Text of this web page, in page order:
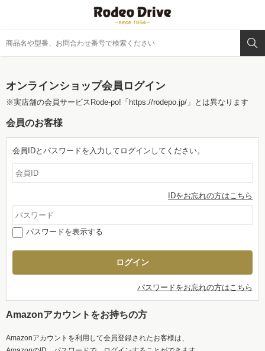
オンラインショップ会員ログイン
※実店舗の会員サービスRode-po! 「https://rodepo.jp/」 とは異なります
会員のお客様
会員IDとパスワードを入力してログインしてください。
IDをお忘れの方はこちら
パスワードを表示する
パスワードをお忘れの方はこちら
Amazonアカウントをお持ちの方
Amazonアカウントを利用して会員登録されたお客様は、